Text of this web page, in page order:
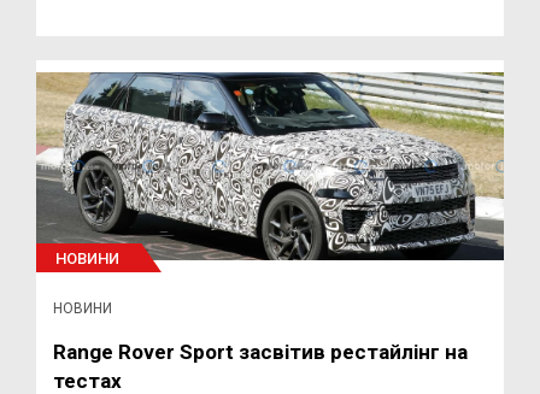
НОВИНИ
НОВИНИ
Range Rover Sport засвітив рестайлінг на
тестах